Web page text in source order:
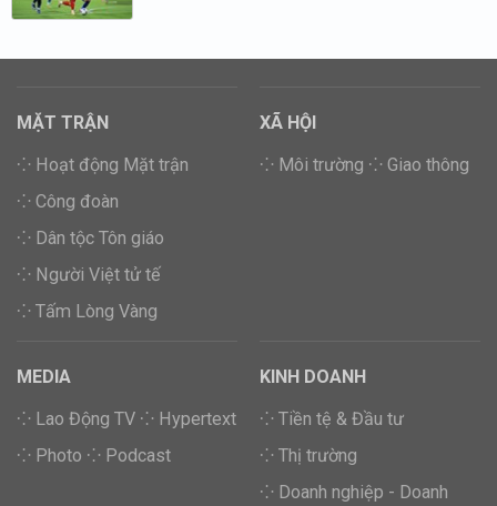
MẶT TRẬN
⁘ Hoạt động Mặt trận
⁘ Công đoàn
⁘ Dân tộc Tôn giáo
⁘ Người Việt tử tế
⁘ Tấm Lòng Vàng
XÃ HỘI
⁘ Môi trường ⁘ Giao thông
MEDIA
⁘ Lao Động TV ⁘ Hypertext
⁘ Photo ⁘ Podcast
KINH DOANH
⁘ Tiền tệ & Đầu tư
⁘ Thị trường
⁘ Doanh nghiệp - Doanh